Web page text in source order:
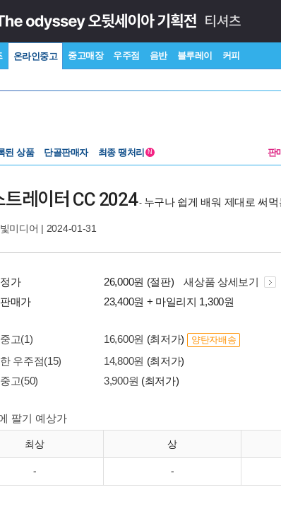
온라인중고 중고매장 우주점 음반 블루레이 커피
된 상품 단골판매자 최종 땡처리 N 판
트레이터 CC 2024- 누구나 쉽게 배워 제대로 써
미디어 | 2024-01-31
가 26,000원 (절판)
새상품 상세보기
매가
23,400원 + 마일리지 1,300원
고(1) 16,600원 (최저가) 양탄자배송
우주점(15) 14,800원 (최저가)
고(50)
3,900원 (최저가)
팔기 예상가
최상 상
- -